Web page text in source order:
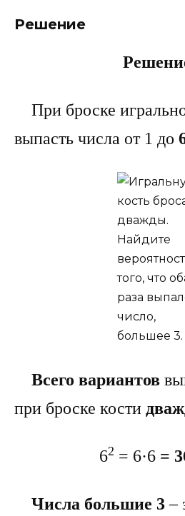
Решение
При броске
выпасть числа от 1 до
Всего вариантов
при броске кости
62 = 6·6=
Числа большие 3–